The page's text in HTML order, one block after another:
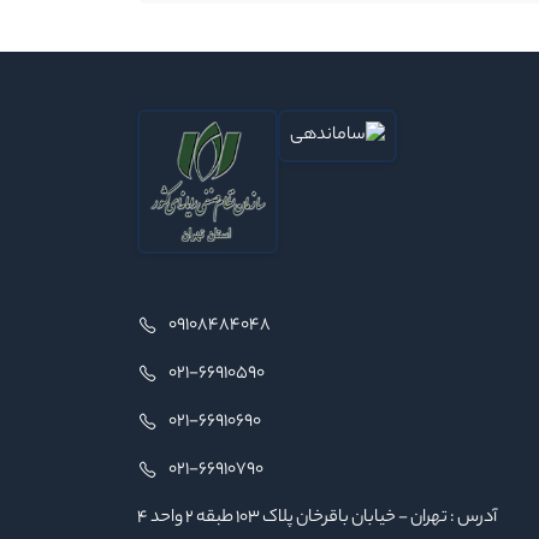
09108484048
021-66910590
021-66910690
021-66910790
آدرس : تهران - خیابان باقرخان پلاک ۱۰۳ طبقه ۲ واحد ۴